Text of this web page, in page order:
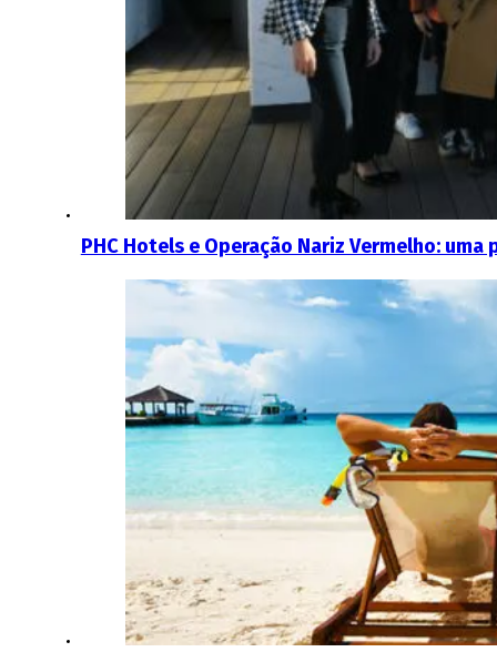
PHC Hotels e Operação Nariz Vermelho: